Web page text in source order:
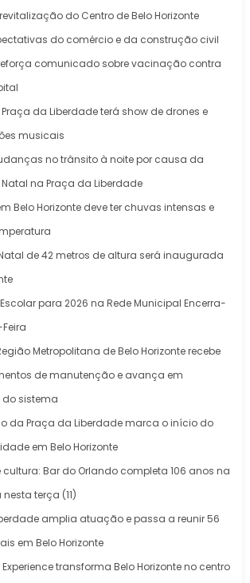
do Centro de Belo Horizonte
do comércio e da construção civil
comunicado sobre vacinação contra
da Liberdade terá show de drones e
musicais
no trânsito à noite por causa da
na Praça da Liberdade
Belo Horizonte deve ter chuvas intensas e
de 42 metros de altura será inaugurada
para 2026 na Rede Municipal Encerra-
Metropolitana de Belo Horizonte recebe
de manutenção e avança em
sistema
da Praça da Liberdade marca o início do
em Belo Horizonte
cultura: Bar do Orlando completa 106 anos na
terça (11)
amplia atuação e passa a reunir 56
em Belo Horizonte
Experience transforma Belo Horizonte no centro